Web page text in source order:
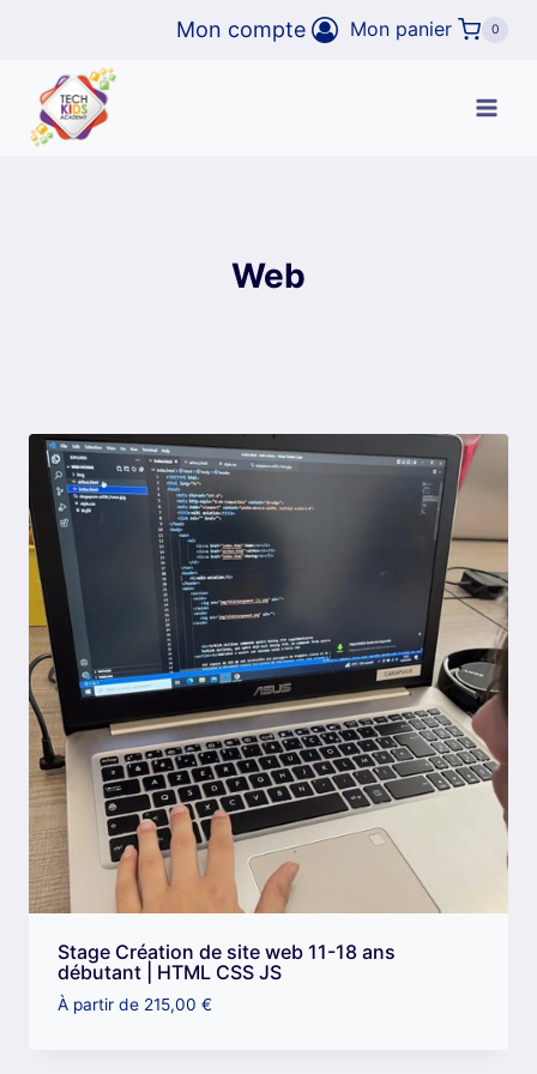
contenu
Mon compte Mon panier 0
Web
Stage Création de site web 11-18 ans
débutant | HTML CSS JS
À partir de 215,00 €